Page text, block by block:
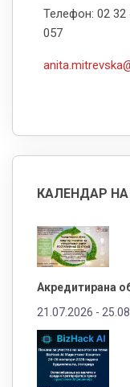
Телефон: 02 32
КАЛЕНДАР
Акредитирана
21.07.2026 -